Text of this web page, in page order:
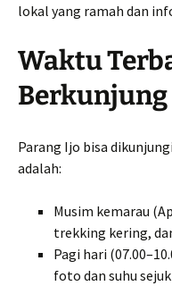
lokal yang ramah dan
Waktu
Berkunjung
Parang Ijo bisa
adalah:
Musim kemarau
trekking kering,
Pagi hari
foto dan suhu sejuk